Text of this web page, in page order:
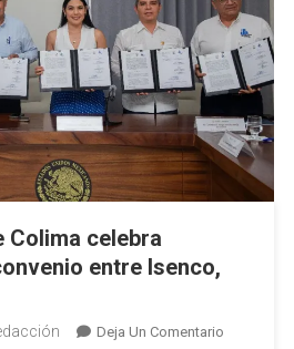
Colima celebra
entre Isenco,
Deja Un ComentarioEn